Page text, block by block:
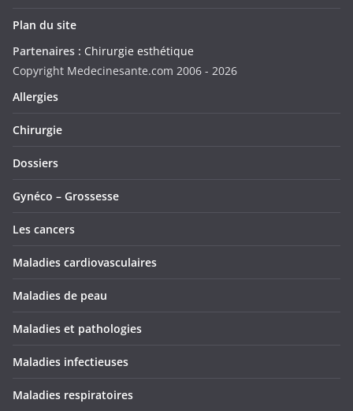
Plan du site
Partenaires : Chirurgie esthétique
Copyright Medecinesante.com 2006 - 2026
Allergies
Chirurgie
Dossiers
Gynéco – Grossesse
Les cancers
Maladies cardiovasculaires
Maladies de peau
Maladies et pathologies
Maladies infectieuses
Maladies respiratoires